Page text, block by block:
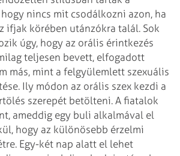
nincs mit csodálkozni azon, ha
ifjak körében utánzókra talál. Sok
úgy, hogy az orális érintkezés
teljesen bevett, elfogadott
más, mint a felgyülemlett szexuális
Ily módon az orális szex kezdi a
szerepét betölteni. A fiatalok
ameddig egy buli alkalmával el
hogy az különösebb érzelmi
Egy-két nap alatt el lehet